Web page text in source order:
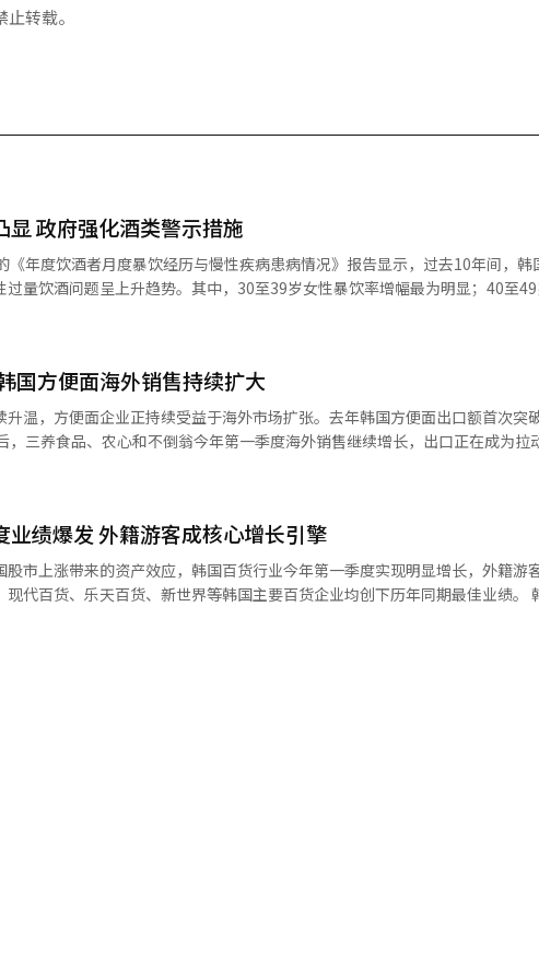
转载。
显 政府强化酒类警示措施
《年度饮酒者月度暴饮经历与慢性疾病患病情况》报告显示，过去10年间，韩
量饮酒问题呈上升趋势。其中，30至39岁女性暴饮率增幅最为明显；40至
体中暴饮率最高的人群。 数据显示，韩国男性月度暴饮率已从2015年
5罐啤酒），女性则为5杯以上（约3罐啤酒）。 从年龄结构来看，不同群体之
暴饮率由2015年的62.2%降至2024年的51.6%；30至39岁多岁男性则从
上男性暴饮率却由64.7%小幅升至65.3%，10年来几乎没有变化。 报告指出，10年
至39岁男性，但到2024年，这一位置已由40至49多岁男性取代，反映出部分
整体向更高年龄层延续。 女性群体方面，30至39岁女性暴饮率由
年11月9日起，烧酒、啤酒等酒类产品瓶身除现有“饮酒有害健康”等文字提
新增“禁止酒驾”图示警告，以加强公众对酒驾及过度饮酒风险的认知。 在酒桌上聚会饮酒
国方便面海外销售持续扩大
升温，方便面企业正持续受益于海外市场扩张。去年韩国方便面出口额首次突
，三养食品、农心和不倒翁今年第一季度海外销售继续增长，出口正在成为拉
元，同比增长32%，均创单季新高。同期，海外销售额同比增长38%至5850亿
同比增长23.1%至3128亿韩元。中国、日本和澳大利亚市场增长明显，带动公
。农心目前计划到2030年将海外销售占比从目前约30%提升至60%。 相比之下，不
，但整体业绩保持稳定。今年第一季度，公司销售额为9552亿韩元，同比增
业绩爆发 外籍游客成核心增长引擎
股市上涨带来的资产效应，韩国百货行业今年第一季度实现明显增长，外籍游
百货、乐天百货、新世界等韩国主要百货企业均创下历年同期最佳业绩。 韩国新世界
年第一季度合并销售额达3.2144万亿韩元（约合人民币15.3亿元），同比增长